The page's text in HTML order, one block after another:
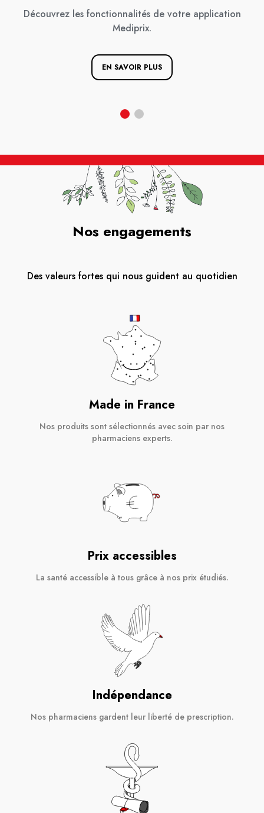
Découvrez les fonctionnalités de votre application
Mediprix.
EN SAVOIR PLUS
Nos engagements
Des valeurs fortes qui nous guident au quotidien
Made in France
Nos produits sont sélectionnés avec soin par nos
pharmaciens experts.
Prix accessibles
La santé accessible à tous grâce à nos prix étudiés.
Indépendance
Nos pharmaciens gardent leur liberté de prescription.